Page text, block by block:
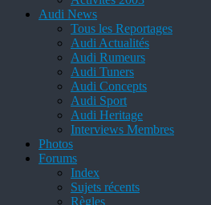
Audi News
Tous les Reportages
Audi Actualités
Audi Rumeurs
Audi Tuners
Audi Concepts
Audi Sport
Audi Heritage
Interviews Membres
Photos
Forums
Index
Sujets récents
Règles